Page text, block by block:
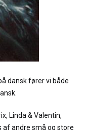
dansk fører vi både
Linda & Valentin,
af andre små og store